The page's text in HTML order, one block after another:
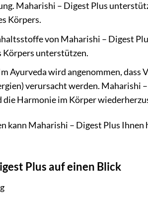
Maharishi – Digest Plus
Körpers.
von Maharishi – Digest
Körpers unterstützen.
Ayurveda wird angenommen, dass
verursacht werden. Maharishi
die Harmonie im Körper
kann Maharishi – Digest Plus
Plus auf einen Blick